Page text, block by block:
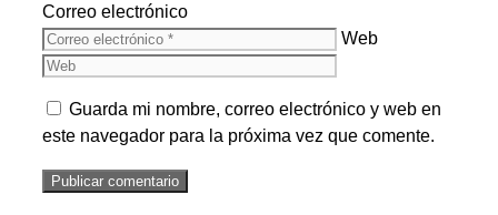
Correo electrónico
Web
Guarda mi nombre, correo electrónico y web en
este navegador para la próxima vez que comente.